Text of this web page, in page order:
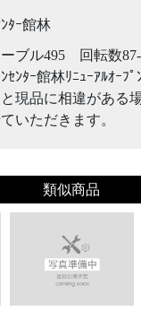
ﾀｰ館林
ブル495 回転数87-
ｾﾝﾀｰ館林ﾘﾆｭｰｱﾙｵｰﾌﾟ
現品に相違がある
いただきます。
類似商品